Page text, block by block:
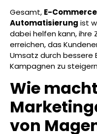
Gesamt, E-
Automatisierung ist
dabei helfen kann, ihre
erreichen, das
Umsatz durch bessere
Kampagnen zu
Wie
von